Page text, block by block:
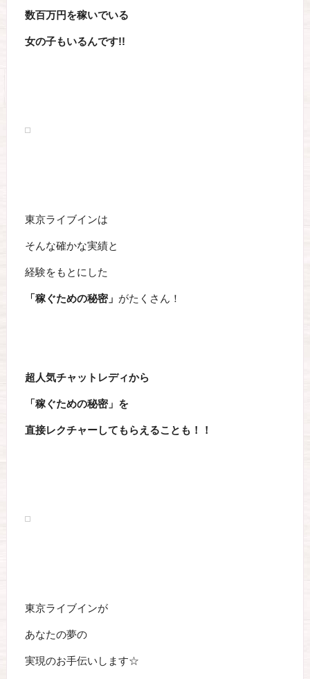
数百万円を稼いでいる
女の子もいるんです!!
東京ライブインは
そんな確かな実績と
経験をもとにした
「稼ぐための秘密」 がたくさん！
超人気チャットレディから
「稼ぐための秘密」を
直接レクチャーしてもらえることも！！
東京ライブインが
あなたの夢の
実現のお手伝いします☆